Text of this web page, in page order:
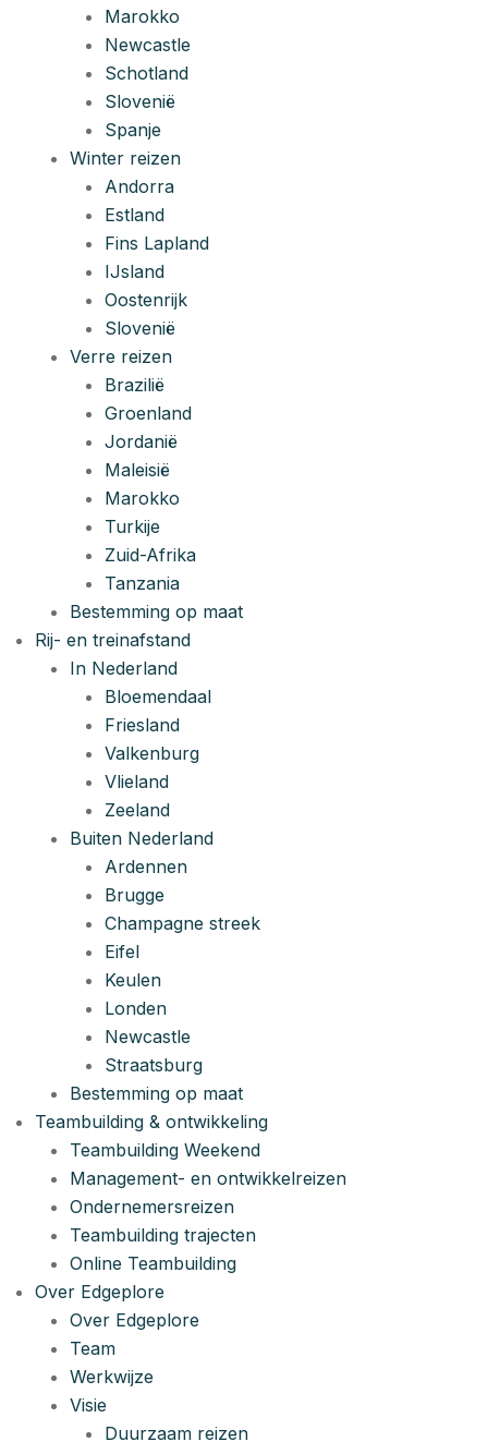
Marokko
Newcastle
Schotland
Slovenië
Spanje
Winter reizen
Andorra
Estland
Fins Lapland
IJsland
Oostenrijk
Slovenië
Verre reizen
Brazilië
Groenland
Jordanië
Maleisië
Marokko
Turkije
Zuid-Afrika
Tanzania
Bestemming op maat
Rij- en treinafstand
In Nederland
Bloemendaal
Friesland
Valkenburg
Vlieland
Zeeland
Buiten Nederland
Ardennen
Brugge
Champagne streek
Eifel
Keulen
Londen
Newcastle
Straatsburg
Bestemming op maat
Teambuilding & ontwikkeling
Teambuilding Weekend
Management- en ontwikkelreizen
Ondernemersreizen
Teambuilding trajecten
Online Teambuilding
Over Edgeplore
Over Edgeplore
Team
Werkwijze
Visie
Duurzaam reizen